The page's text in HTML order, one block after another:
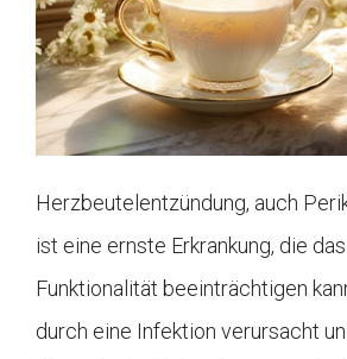
Herzbeutelentzündung, auch
ist eine ernste Erkrankung, die
Funktionalität beeinträchtigen
durch eine Infektion verursacht